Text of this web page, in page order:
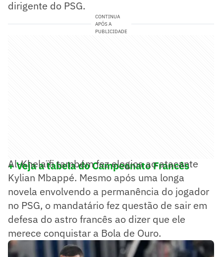
dirigente do PSG.
CONTINUA
APÓS A
PUBLICIDADE
+ Veja a tabela do Campeonato Francês
Al-Khelaïfi também fez elogios ao atacante
Kylian Mbappé. Mesmo após uma longa
novela envolvendo a permanência do jogador
no PSG, o mandatário fez questão de sair em
defesa do astro francês ao dizer que ele
merece conquistar a Bola de Ouro.